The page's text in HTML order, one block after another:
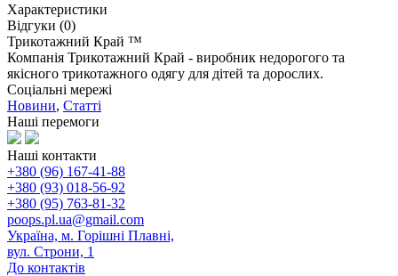
Характеристики
Відгуки (0)
Трикотажний Край ™
Компанія Трикотажний Край - виробник недорогого та
якісного трикотажного одягу для дітей та дорослих.
Соціальні мережі
Новини, Статті
Наші перемоги
Наші контакти
+380 (96) 167-41-88
+380 (93) 018-56-92
+380 (95) 763-81-32
poops.pl.ua@gmail.com
Україна, м. Горішні Плавні,
вул. Строни, 1
До контактів